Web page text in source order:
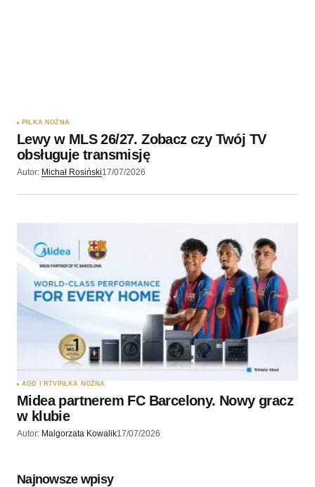
PIŁKA NOŻNA
Lewy w MLS 26/27. Zobacz czy Twój TV
obsługuje transmisję
Autor: Michał Rosiński17/07/2026
AGD I RTV PIŁKA NOŻNA
Midea partnerem FC Barcelony. Nowy gracz
w klubie
Autor: Malgorzata Kowalik17/07/2026
Najnowsze wpisy